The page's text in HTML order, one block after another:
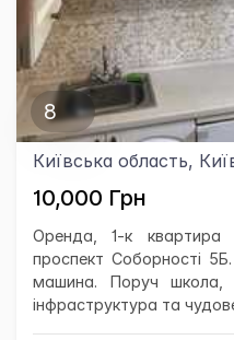
8
Київська область,
10,000 Грн
Оренда, 1-к квартира
проспект Соборності
машина. Поруч школа,
інфраструктура та